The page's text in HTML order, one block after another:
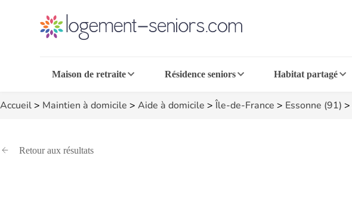
Maison de retraite Résidence seniors Habitat partagé
Accueil> Maintien à domicile > Aide à domicile > Île-de-France > Essonne (91) >
Retour aux résultats